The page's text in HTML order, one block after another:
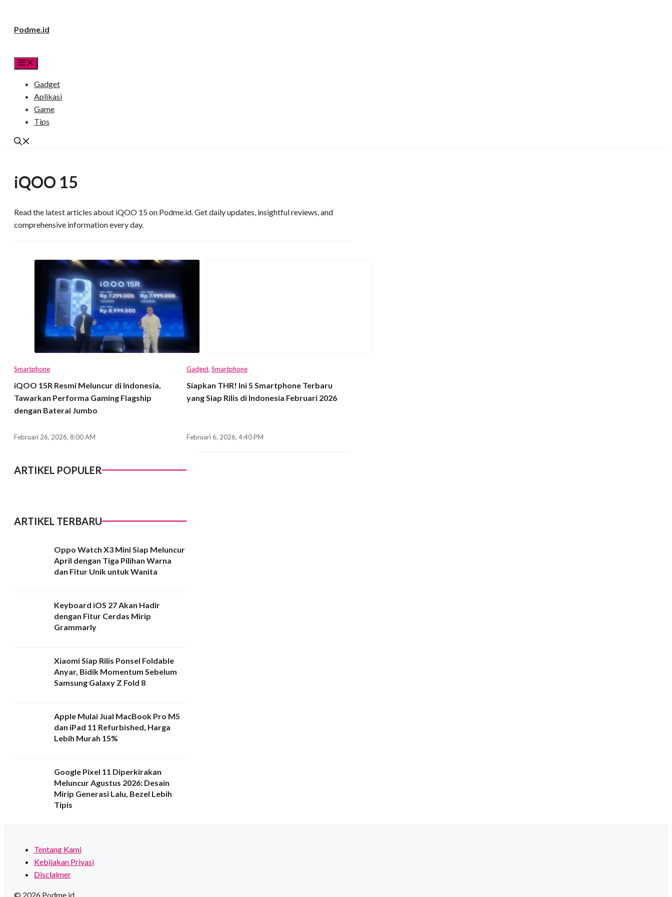
Podme.id
Gadget
Aplikasi
Game
Tips
iQOO 15
Read the latest articles about iQOO 15 on Podme.id. Get daily updates, insightful reviews, and
comprehensive information every day.
Smartphone
iQOO 15R Resmi Meluncur di Indonesia,
Tawarkan Performa Gaming Flagship
dengan Baterai Jumbo
Februari 26, 2026, 8:00 AM
Gadget, Smartphone
Siapkan THR! Ini 5 Smartphone Terbaru
yang Siap Rilis di Indonesia Februari 2026
Februari 6, 2026, 4:40 PM
ARTIKEL POPULER
ARTIKEL TERBARU
Oppo Watch X3 Mini Siap Meluncur
April dengan Tiga Pilihan Warna
dan Fitur Unik untuk Wanita
Keyboard iOS 27 Akan Hadir
dengan Fitur Cerdas Mirip
Grammarly
Xiaomi Siap Rilis Ponsel Foldable
Anyar, Bidik Momentum Sebelum
Samsung Galaxy Z Fold 8
Apple Mulai Jual MacBook Pro M5
dan iPad 11 Refurbished, Harga
Lebih Murah 15%
Google Pixel 11 Diperkirakan
Meluncur Agustus 2026: Desain
Mirip Generasi Lalu, Bezel Lebih
Tipis
Tentang Kami
Kebijakan Privasi
Disclaimer
© 2026 Podme.id.